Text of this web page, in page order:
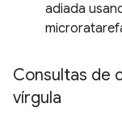
adiada
Consultas de
vírgula